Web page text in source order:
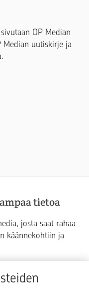
OP Median
Median uutiskirje ja
tietoa
josta saat rahaa
käännekohtiin ja
Yrityselämä